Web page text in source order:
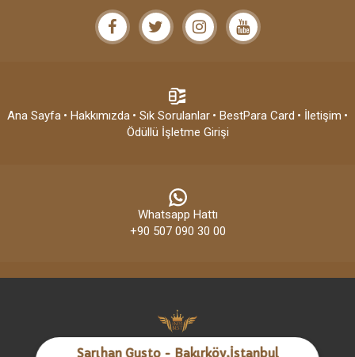
Ana Sayfa • Hakkımızda • Sık Sorulanlar • BestPara Card • İletişim •
Ödüllü İşletme Girişi
Whatsapp Hattı
+90 507 090 30 00
Sarıhan Gusto - Bakırköy,İstanbul